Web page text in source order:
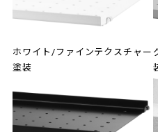
ホワイト/ファインテクスチャー
塗装